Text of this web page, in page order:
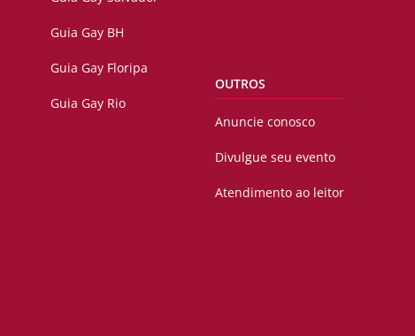
Guia Gay BH
Guia Gay Floripa
Guia Gay Rio
OUTROS
Anuncie conosco
Divulgue seu evento
Atendimento ao leitor